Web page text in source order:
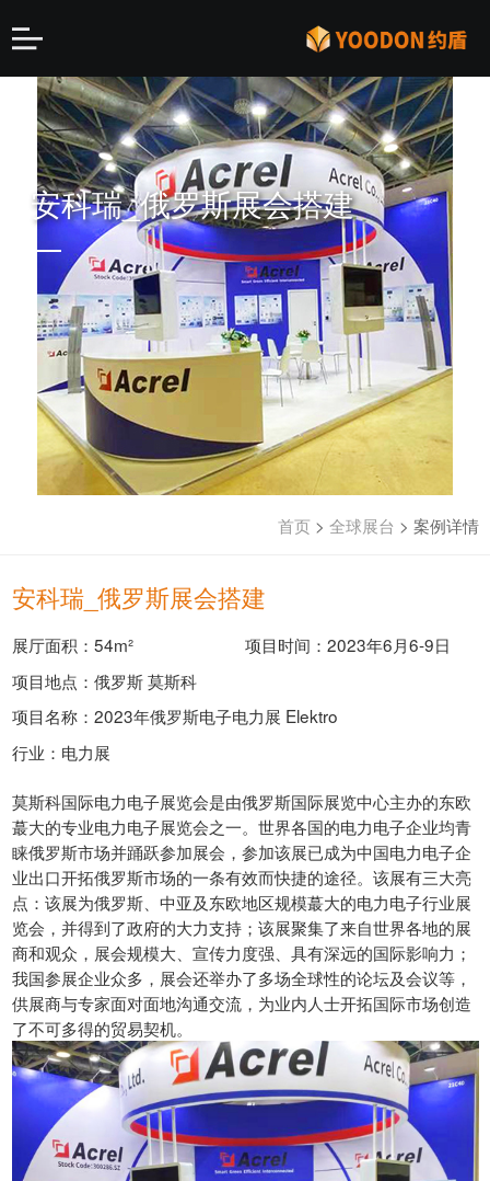
安科瑞_俄罗斯展会搭建
首页 > 全球展台 > 案例详情
安科瑞_俄罗斯展会搭建
展厅面积：54m²
项目时间：2023年6月6-9日
项目地点：俄罗斯 莫斯科
项目名称：2023年俄罗斯电子电力展 Elektro
行业：电力展
莫斯科国际电力电子展览会是由俄罗斯国际展览中心主办的东欧
蕞大的专业电力电子展览会之一。世界各国的电力电子企业均青
睐俄罗斯市场并踊跃参加展会，参加该展已成为中国电力电子企
业出口开拓俄罗斯市场的一条有效而快捷的途径。该展有三大亮
点：该展为俄罗斯、中亚及东欧地区规模蕞大的电力电子行业展
览会，并得到了政府的大力支持；该展聚集了来自世界各地的展
商和观众，展会规模大、宣传力度强、具有深远的国际影响力；
我国参展企业众多，展会还举办了多场全球性的论坛及会议等，
供展商与专家面对面地沟通交流，为业内人士开拓国际市场创造
了不可多得的贸易契机。